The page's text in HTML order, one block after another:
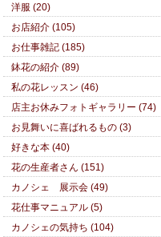
洋服 (20)
お店紹介 (105)
お仕事雑記 (185)
鉢花の紹介 (89)
私の花レッスン (46)
店主お休みフォトギャラリー (74)
お見舞いに喜ばれるもの (3)
好きな本 (40)
花の生産者さん (151)
カノシェ 展示会 (49)
花仕事マニュアル (5)
カノシェの気持ち (104)